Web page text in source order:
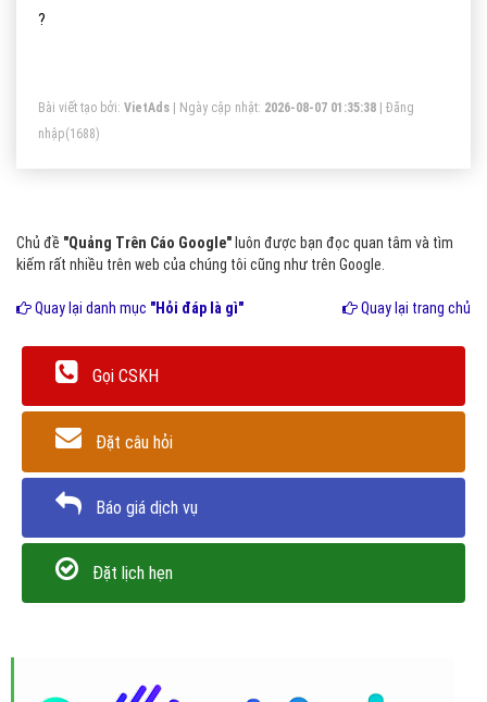
?
Bài viết tạo bởi: VietAds | Ngày cập nhật: 2026-08-07 01:35:38
Đăng
nhập(1688)
Chủ đề "Quảng Trên Cáo Google" luôn được bạn đọc quan tâm và tìm
kiếm rất nhiều trên web của chúng tôi cũng như trên Google.
Quay lại danh mục "Hỏi đáp là gì" Quay lại trang chủ
Gọi CSKH
Đặt câu hỏi
Báo giá dịch vụ
Đặt lịch hẹn